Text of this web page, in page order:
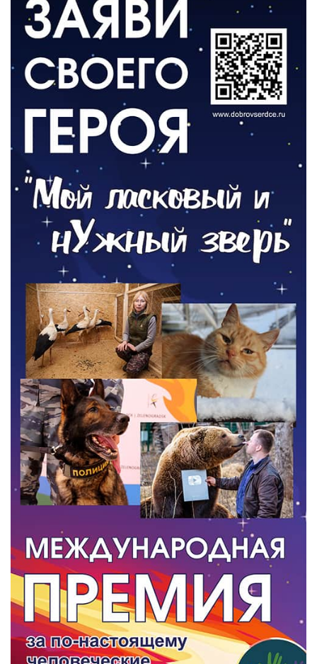
ВЛАСТЬ
День памяти и «Симфония народов»
06.08.2026
Новый настил на экотропе
05.08.2026